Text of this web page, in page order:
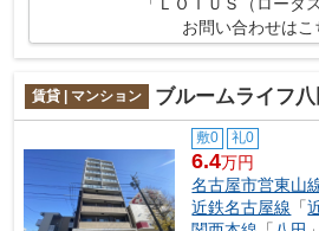
お問い合わせはこ
賃貸 | マンション ブルームライフ
敷0 礼0
6.4万円
名古屋市営東山
近鉄名古屋線 「